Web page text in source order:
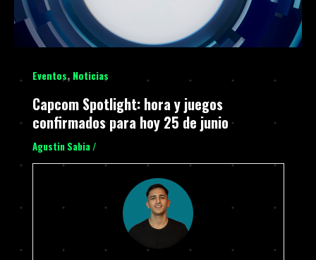
Eventos, Noticias
Capcom Spotlight: hora y juegos
confirmados para hoy 25 de junio
Agustin Sabia /